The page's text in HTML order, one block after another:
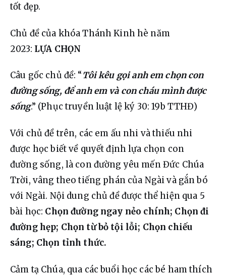
tốt đẹp.
Chủ đề của khóa Thánh Kinh hè năm
2023: LỰA CHỌN
Câu gốc chủ đề: “Tôi kêu gọi anh em chọn con
đường sống, để anh em và con cháu mình được
sống.” (Phục truyền luật lệ ký 30: 19b TTHĐ)
Với chủ đề trên, các em ấu nhi và thiếu nhi
được học biết về quyết định lựa chọn con
đường sống, là con đường yêu mến Đức Chúa
Trời, vâng theo tiếng phán của Ngài và gắn bó
với Ngài. Nội dung chủ đề được thể hiện qua 5
bài học: Chọn đường ngay nẻo chính; Chọn đi
đường hẹp; Chọn từ bỏ tội lỗi; Chọn chiếu
sáng; Chọn tỉnh thức.
Cảm tạ Chúa, qua các buổi học các bé ham thích